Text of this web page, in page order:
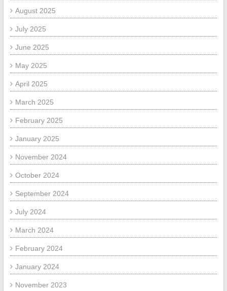
August 2025
July 2025
June 2025
May 2025
April 2025
March 2025
February 2025
January 2025
November 2024
October 2024
September 2024
July 2024
March 2024
February 2024
January 2024
November 2023